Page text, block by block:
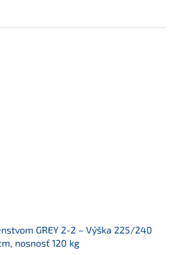
GREY 2-2 – Výška 225/240
nosnosť 120 kg